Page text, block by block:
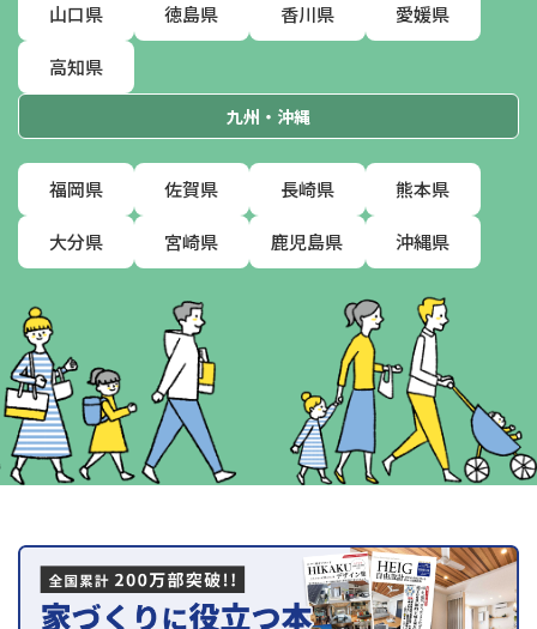
山口県 徳島県 香川県 愛媛県
高知県
九州・沖縄
福岡県 佐賀県 長崎県 熊本県
大分県 宮崎県 鹿児島県 沖縄県